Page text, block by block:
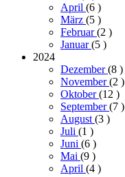
April (6 )
März (5 )
Februar(2 )
Januar(5 )
2024
Dezember(8 )
November(2 )
Oktober(12 )
September(7 )
August(3 )
Juli (1 )
Juni (6 )
Mai (9 )
April (4 )